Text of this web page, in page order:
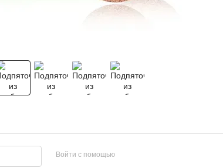
Войти с помощью